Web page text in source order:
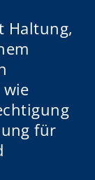
Haltung,
für